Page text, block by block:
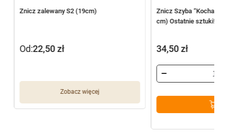
Znicz zalewany S2 (19cm)
Zobacz więcej
Od:22,50zł
Znicz Szyba “Kochamy
cm) Ostatnie sztuki!
34,50zł